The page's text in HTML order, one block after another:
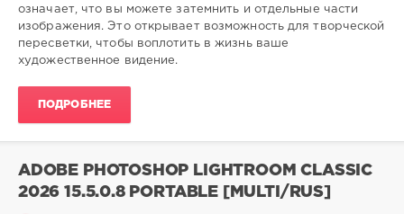
фотографии
означает, что вы можете затемнить и отдельные части
изображения. Это открывает возможность для творческой
пересветки, чтобы воплотить в жизнь ваше
художественное видение.
ПОДРОБНЕЕ
ADOBE PHOTOSHOP LIGHTROOM CLASSIC
2026 15.5.0.8 PORTABLE [MULTI/RUS]